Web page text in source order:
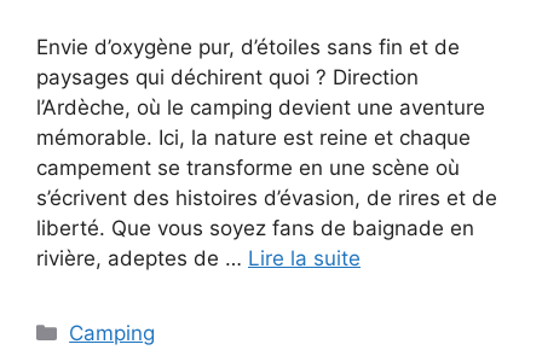
Envie d’oxygène pur, d’étoiles sans fin et de
paysages qui déchirent quoi ? Direction
l’Ardèche, où le camping devient une aventure
mémorable. Ici, la nature est reine et chaque
campement se transforme en une scène où
s’écrivent des histoires d’évasion, de rires et de
liberté. Que vous soyez fans de baignade en
rivière, adeptes de … Lire la suite
Catégories
Camping